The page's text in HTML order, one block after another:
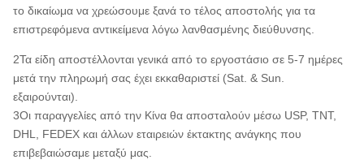
το δικαίωμα να χρεώσουμε ξανά το τέλος αποστολής για τα
επιστρεφόμενα αντικείμενα λόγω λανθασμένης διεύθυνσης.
2Τα είδη αποστέλλονται γενικά από το εργοστάσιο σε 5-7 ημέρες
μετά την πληρωμή σας έχει εκκαθαριστεί (Sat. & Sun.
εξαιρούνται).
3Οι παραγγελίες από την Κίνα θα αποσταλούν μέσω USP, TNT,
DHL, FEDEX και άλλων εταιρειών έκτακτης ανάγκης που
επιβεβαιώσαμε μεταξύ μας.